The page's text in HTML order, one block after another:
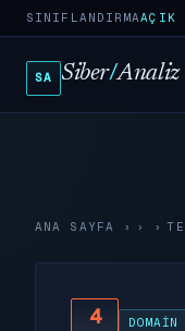
SINIFLANDIRMAAÇIK
SA Siber/Analiz
ANA SAYFA ›
4 DOMAIN